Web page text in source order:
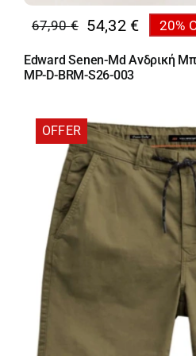
67,90€
Original
price
was:
54,32 €
Η
τρέχουσα
τιμή
20%
Edward Senen-Md Ανδρική
MP-D-BRM-S26-003
OFFER